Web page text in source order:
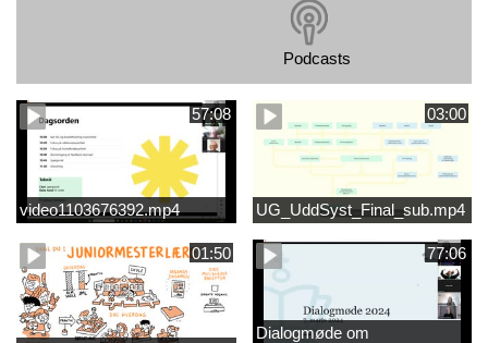
Podcasts
57:08
video1103676392.mp4
03:00
UG_UddSyst_Final_sub.mp4
01:50 77:06
Dialogmøde om